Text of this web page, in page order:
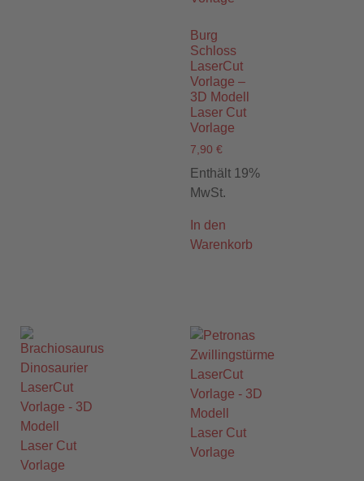
Burg
Schloss
LaserCut
Vorlage –
3D Modell
Laser Cut
Vorlage
7,90 €
Enthält 19%
MwSt.
In den
Warenkorb